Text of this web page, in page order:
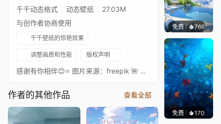
千千动态格式 动态壁纸
27.03M
与创作者协商使用
千千壁纸的惊艳效果
调整画质和性能 版权声明
感谢有你相伴😊⭐ 图片来源：freepik 🌺 AI生成内容😉/Thank you for being with me😊⭐image source: freepik 🌺Generated by AI😉
作者的其他作品 查看全部
免费 766豆子
免费 170Max